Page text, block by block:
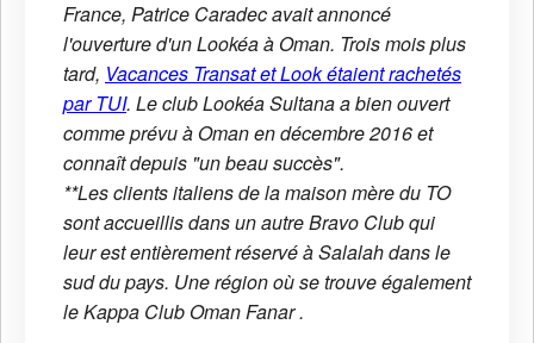
France, Patrice Caradec avait annoncé
l'ouverture d'un Lookéa à Oman. Trois mois plus
tard, Vacances Transat et Look étaient rachetés
par TUI. Le club Lookéa Sultana a bien ouvert
comme prévu à Oman en décembre 2016 et
connaît depuis "un beau succès".
**Les clients italiens de la maison mère du TO
sont accueillis dans un autre Bravo Club qui
leur est entièrement réservé à Salalah dans le
sud du pays. Une région où se trouve également
le Kappa Club Oman Fanar .